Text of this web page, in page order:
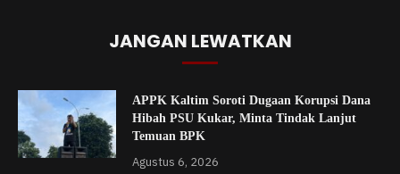
JANGAN LEWATKAN
APPK Kaltim Soroti Dugaan Korupsi Dana
Hibah PSU Kukar, Minta Tindak Lanjut
Temuan BPK
Agustus 6, 2026